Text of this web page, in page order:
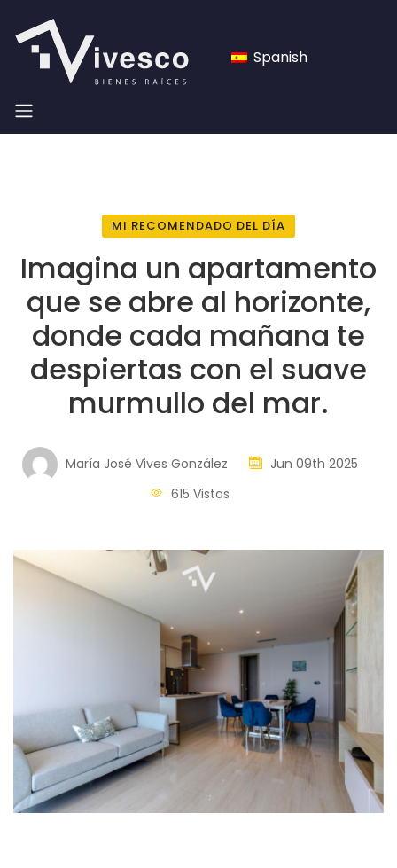
Spanish
MI RECOMENDADO DEL DÍA
Imagina un apartamento
que se abre al horizonte,
donde cada mañana te
despiertas con el suave
murmullo del mar.
María José Vives González
Jun 09th 2025
615 Vistas